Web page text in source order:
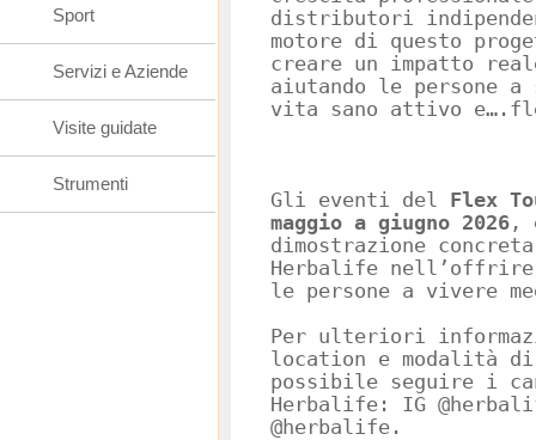
distributori
motore di questo
creare un impatto
aiutando le persone
vita sano attivo
Gli eventi del Flex
maggio a giugno 2026 ,
dimostrazione
Herbalife nell’offrire
le persone a vivere
Per ulteriori
location e modalità
possibile seguire i
Herbalife: IG
@herbalife.
Sport
Servizi e Aziende
Visite guidate
Strumenti